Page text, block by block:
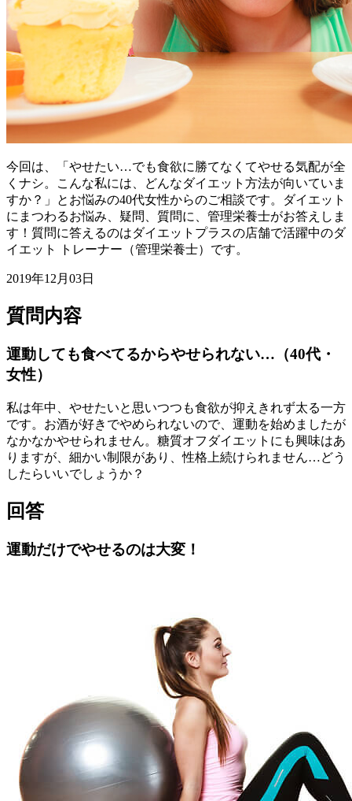
今回は、「やせたい…でも食欲に勝てなくてやせる気配が全
くナシ。こんな私には、どんなダイエット方法が向いていま
すか？」とお悩みの40代女性からのご相談です。ダイエット
にまつわるお悩み、疑問、質問に、管理栄養士がお答えしま
す！質問に答えるのはダイエットプラスの店舗で活躍中のダ
イエット トレーナー（管理栄養士）です。
2019年12月03日
質問内容
運動しても食べてるからやせられない…（40代・
女性）
私は年中、やせたいと思いつつも食欲が抑えきれず太る一方
です。お酒が好きでやめられないので、運動を始めましたが
なかなかやせられません。糖質オフダイエットにも興味はあ
りますが、細かい制限があり、性格上続けられません…どう
したらいいでしょうか？
回答
運動だけでやせるのは大変！